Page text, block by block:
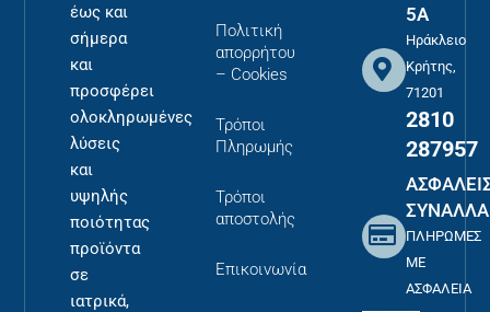
έως και
σήμερα
και
προσφέρει
ολοκληρωμένες
λύσεις
και
υψηλής
ποιότητας
προϊόντα
σε
ιατρικά,
Πολιτική
απορρήτου
– Cookies
Τρόποι
Πληρωμής
Τρόποι
αποστολής
Επικοινωνία
5Α
Ηράκλειο
Κρήτης,
71201
2810
287957
ΠΛΗΡΩΜΕΣ
ΜΕ
ΑΣΦΑΛΕΙΑ